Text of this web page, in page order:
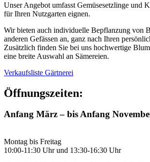
Unser Angebot umfasst Gemüsesetzlinge und
für Ihren Nutzgarten eignen.
Wir bieten auch individuelle Bepflanzung von
anderen Gefässen an, ganz nach Ihren
Zusätzlich finden Sie bei uns hochwertige
eine breite Auswahl an Sämereien.
Verkaufsliste Gärtnerei
Öffnungszeiten:
Anfang März – bis Anfang
Montag bis Freitag
10:00-11:30 Uhr und 13:30-16:30 Uhr